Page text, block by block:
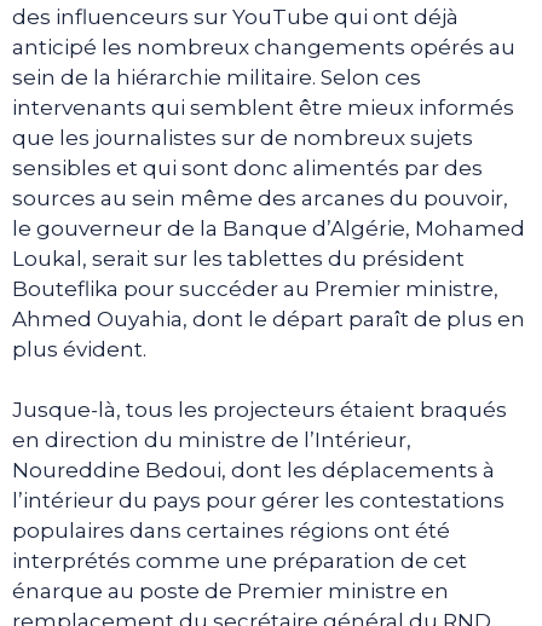
des influenceurs sur YouTube qui ont déjà
anticipé les nombreux changements opérés au
sein de la hiérarchie militaire. Selon ces
intervenants qui semblent être mieux informés
que les journalistes sur de nombreux sujets
sensibles et qui sont donc alimentés par des
sources au sein même des arcanes du pouvoir,
le gouverneur de la Banque d’Algérie, Mohamed
Loukal, serait sur les tablettes du président
Bouteflika pour succéder au Premier ministre,
Ahmed Ouyahia, dont le départ paraît de plus en
plus évident.
Jusque-là, tous les projecteurs étaient braqués
en direction du ministre de l’Intérieur,
Noureddine Bedoui, dont les déplacements à
l’intérieur du pays pour gérer les contestations
populaires dans certaines régions ont été
interprétés comme une préparation de cet
énarque au poste de Premier ministre en